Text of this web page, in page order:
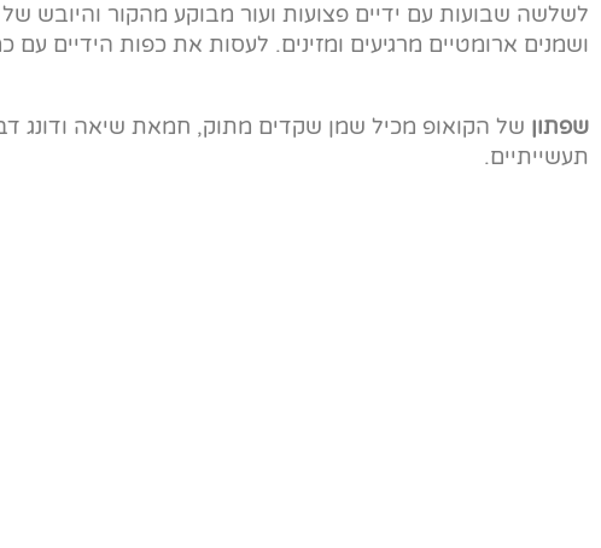
לשלשה שבועות עם ידיים פצועות ועור מבוקע מהקור והיובש
ושמנים ארומטיים מרגיעים ומזינים. לעסות את כפות הידיים
שפתון
תעשייתיים.